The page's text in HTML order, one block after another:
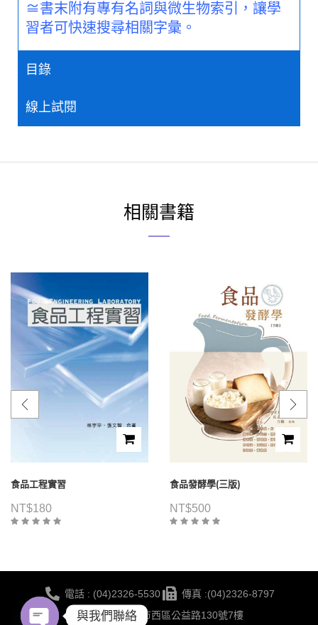
≅書末附有專有名詞與微生物索引，讓學
習者可快速搜尋相關字彙。
目錄
線上試閱
相關書籍
食品工程實習
NT$180
食品發酵學(三版)
NT$500
電話 : (04)2326-5530
傳真 :(04)2326-8797
地點 :台中市西區公益路130號7樓
與我們聯絡